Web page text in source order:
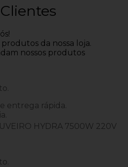
da nossa loja.
nossos produtos
entrega rápida.
HYDRA 7500W 220V